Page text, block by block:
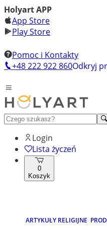
Holyart APP
App Store
Play Store
Pomoc i Kontakty
+48 222 922 860Odkryj
Login
Lista życzeń
0
Koszyk
ARTYKUŁY RELIGIJNE